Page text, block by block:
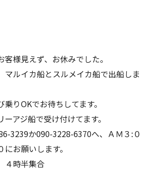
様見えず、お休みでした。
マルイカ船とスルメイカ船で出船しま
りOKでお待ちしてます。
アジ船で受け付けてます。
3239か090-3228-6370へ、ＡＭ３:０
お願いします。
４時半集合